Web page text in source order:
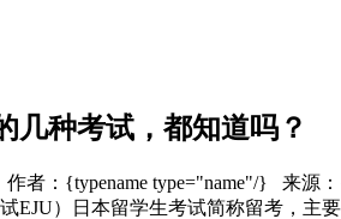
几种考试，都知道吗？
作者：{typename type="name"/} 来源
EJU）日本留学生考试简称留考，主